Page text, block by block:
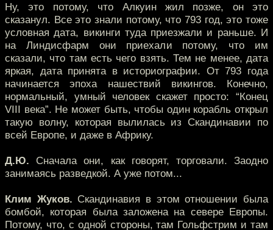
Ну, это потому, что Алкуин жил позже, он это
сказанул. Все это знали потому, что 793 год, это тоже
условная дата, викинги туда приезжали и раньше. И
на Линдисфарм они приехали потому, что им
сказали, что там есть чего взять. Тем не менее, дата
яркая, дата принята в историографии. От 793 года
начинается эпоха нашествий викингов. Конечно,
нормальный, умный человек скажет просто: “Конец
VIII века”. Не может быть, чтобы один корабль открыл
такую волну, которая вылилась из Скандинавии по
всей Европе, и даже в Африку.
Д.Ю. Сначала они, как говорят, торговали. Заодно
занимаясь разведкой. А уже потом...
Клим Жуков. Скандинавия в этом отношении была
бомбой, которая была заложена на севере Европы.
Потому, что, с одной стороны, там Гольфстрим и там